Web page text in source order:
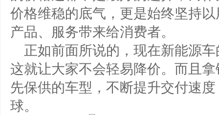
价格维稳的底气，更是始终坚持
产品、服务带来给消费者。
正如前面所说的，现在新能源
这就让大家不会轻易降价。而且
先保供的车型，不断提升交付速
球。